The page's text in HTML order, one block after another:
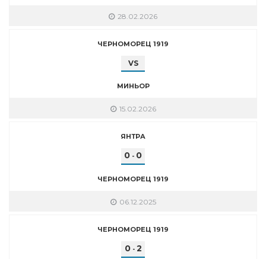
28.02.2026
ЧЕРНОМОРЕЦ 1919
VS
МИНЬОР
15.02.2026
ЯНТРА
0 - 0
ЧЕРНОМОРЕЦ 1919
06.12.2025
ЧЕРНОМОРЕЦ 1919
0- 2